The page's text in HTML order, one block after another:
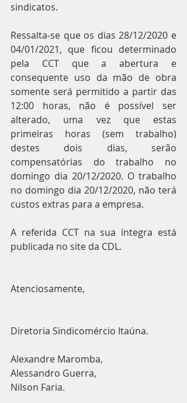
sindicatos.
Ressalta-se que os dias 28/12/2020 e
04/01/2021, que ficou determinado
pela CCT que a abertura e
consequente uso da mão de obra
somente será permitido a partir das
12:00 horas, não é possível ser
alterado, uma vez que estas
primeiras horas (sem trabalho)
destes dois dias, serão
compensatórias do trabalho no
domingo dia 20/12/2020. O trabalho
no domingo dia 20/12/2020, não terá
custos extras para a empresa.
A referida CCT na sua íntegra está
publicada no site da CDL.
Atenciosamente,
Diretoria Sindicomércio Itaúna.
Alexandre Maromba,
Alessandro Guerra,
Nilson Faria.